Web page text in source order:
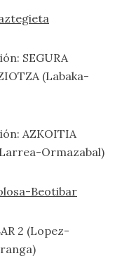
SEGURA
(Labaka-
AZKOITIA
Ormazabal)
Beotibar
2 (Lopez-